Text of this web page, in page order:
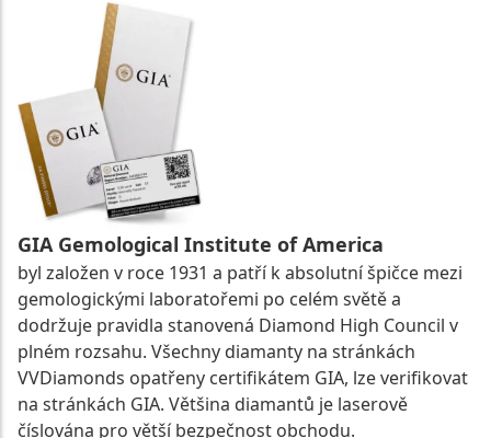
GIA Gemological Institute of America
byl založen v roce 1931 a patří k absolutní špičce mezi
gemologickými laboratořemi po celém světě a
dodržuje pravidla stanovená Diamond High Council v
plném rozsahu. Všechny diamanty na stránkách
VVDiamonds opatřeny certifikátem GIA, lze verifikovat
na stránkách GIA. Většina diamantů je laserově
číslována pro větší bezpečnost obchodu.